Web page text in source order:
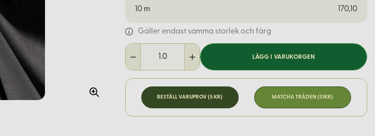
10 m 170,10
Gäller endast samma storlek och färg
LÄGG I VARUKORGEN
BESTÄLL VARUPROV (5 KR) MATCHA TRÅDEN (51KR)